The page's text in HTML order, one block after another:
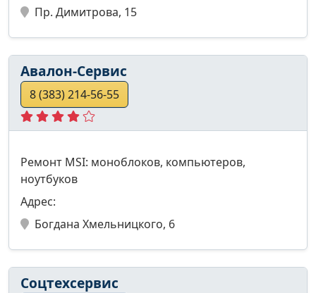
Пр. Димитрова, 15
Авалон-Сервис
8 (383) 214-56-55
Ремонт MSI: моноблоков, компьютеров,
ноутбуков
Адрес:
Богдана Хмельницкого, 6
Соцтехсервис